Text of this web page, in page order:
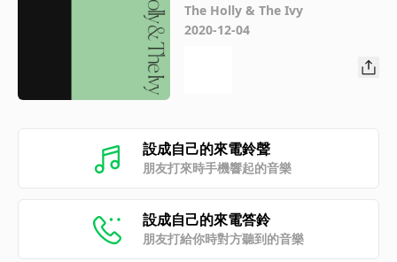
The Holly & The Ivy
2020-12-04
設成自己的來電鈴聲
朋友打來時手機響起的音樂
設成自己的來電答鈴
朋友打給你時對方聽到的音樂